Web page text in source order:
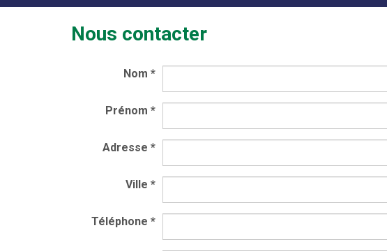
Nous contacter
Nom *
Prénom *
Adresse *
Ville *
Téléphone *